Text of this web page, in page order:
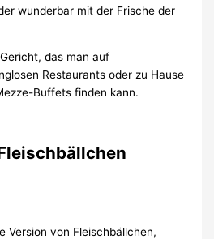
wunderbar mit der Frische der
das man auf
Restaurants oder zu Hause
Buffets finden kann.
Version von Fleischbällchen,